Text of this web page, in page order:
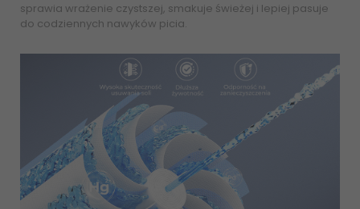
sprawia wrażenie czystszej, smakuje świeżej i lepiej pasuje
do codziennych nawyków picia.